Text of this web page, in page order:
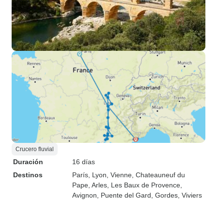
Crucero fluvial
Duración
16 días
Destinos
París , Lyon , Vienne , Chateauneuf du
Pape , Arles , Les Baux de Provence
Avignon , Puente del Gard , Gordes , Viviers